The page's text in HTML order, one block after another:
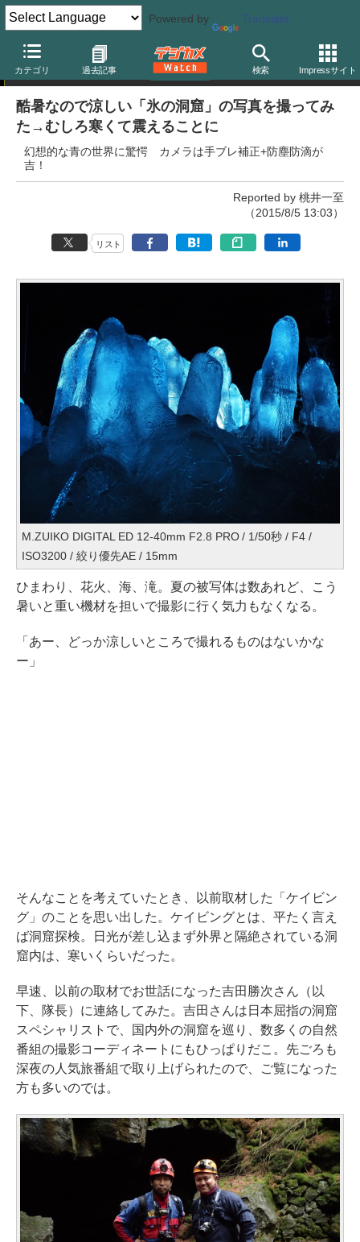
Powered by Translate
カテゴリ 過去記事 検索 Impressサイト
特別企画
酷暑なので涼しい「氷の洞窟」の写真を撮ってみ
た→むしろ寒くて震えることに
幻想的な青の世界に驚愕 カメラは手ブレ補正+防塵防滴が
吉！
Reported by 桃井一至
（2015/8/5 13:03）
リスト
M.ZUIKO DIGITAL ED 12-40mm F2.8 PRO / 1/50秒 / F4 /
ISO3200 / 絞り優先AE / 15mm
ひまわり、花火、海、滝。夏の被写体は数あれど、こう
暑いと重い機材を担いで撮影に行く気力もなくなる。
「あー、どっか涼しいところで撮れるものはないかな
ー」
そんなことを考えていたとき、以前取材した「ケイビン
グ」のことを思い出した。ケイビングとは、平たく言え
ば洞窟探検。日光が差し込まず外界と隔絶されている洞
窟内は、寒いくらいだった。
早速、以前の取材でお世話になった吉田勝次さん（以
下、隊長）に連絡してみた。吉田さんは日本屈指の洞窟
スペシャリストで、国内外の洞窟を巡り、数多くの自然
番組の撮影コーディネートにもひっぱりだこ。先ごろも
深夜の人気旅番組で取り上げられたので、ご覧になった
方も多いのでは。